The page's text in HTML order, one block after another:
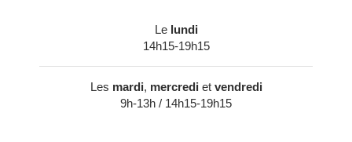
Le lundi
14h15-19h15
Les mardi, mercredi et vendredi
9h-13h / 14h15-19h15